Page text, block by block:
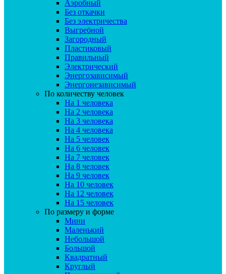
Аэробный
Без откачки
Без электричества
Выгребной
Загородный
Пластиковый
Правильный
Электрический
Энергозависимый
Энергонезависимый
По количеству человек
На 1 человека
На 2 человека
На 3 человека
На 4 человека
На 5 человек
На 6 человек
На 7 человек
На 8 человек
На 9 человек
На 10 человек
На 12 человек
На 15 человек
По размеру и форме
Мини
Маленький
Небольшой
Большой
Квадратный
Круглый